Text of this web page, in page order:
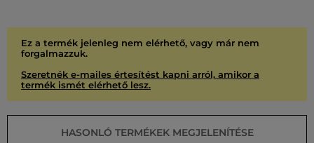
Ez a termék jelenleg nem elérhető, vagy már nem
forgalmazzuk.
Szeretnék e-mailes értesítést kapni arról, amikor a
termék ismét elérhető lesz.
HASONLÓ TERMÉKEK MEGJELENÍTÉSE